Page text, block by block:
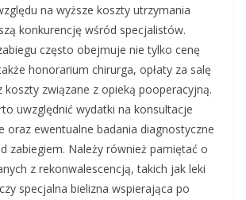
na wyższe koszty utrzymania
konkurencję wśród specjalistów.
często obejmuje nie tylko cenę
honorarium chirurga, opłaty za salę
koszty związane z opieką pooperacyjną.
uwzględnić wydatki na konsultacje
oraz ewentualne badania diagnostyczne
zabiegiem. Należy również pamiętać o
z rekonwalescencją, takich jak leki
specjalna bielizna wspierająca po